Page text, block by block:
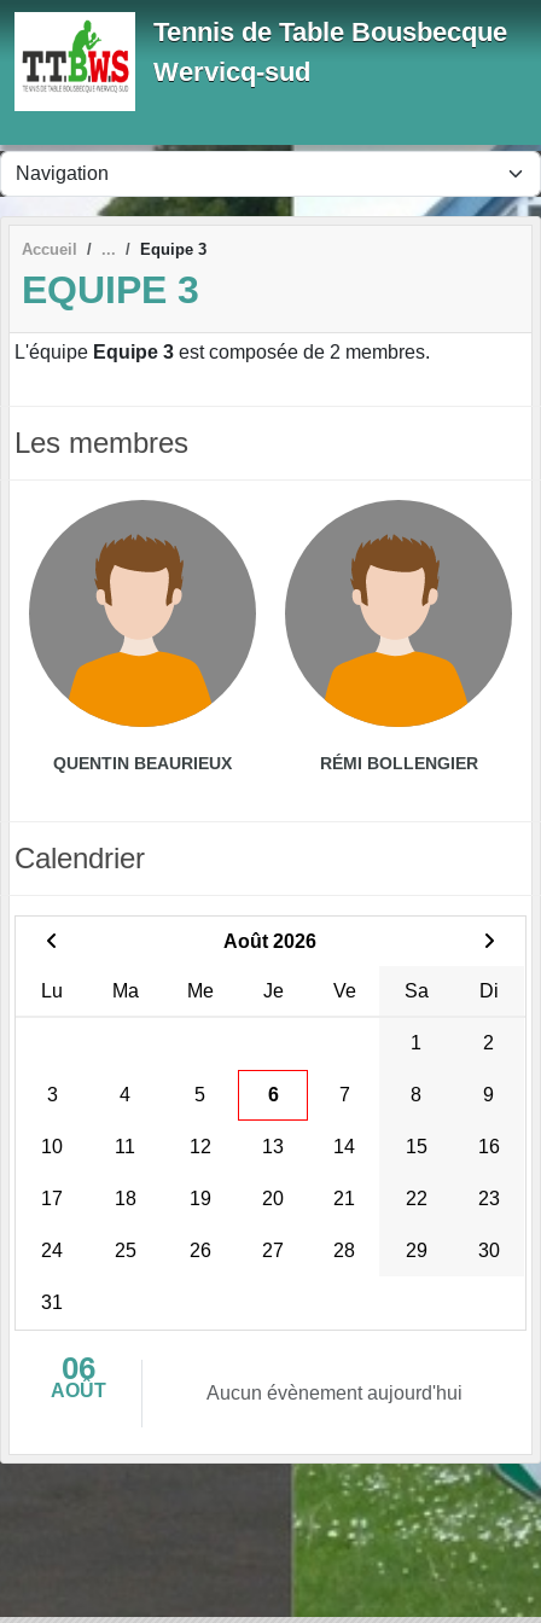
Tennis de Table Bousbecque
Wervicq-sud
Accueil Equipe 3
EQUIPE 3
L'équipe Equipe 3 est composée de 2 membres.
Les membres
QUENTIN BEAURIEUX RÉMI BOLLENGIER
Calendrier
Août 2026
Lu Ma Me Je Ve Sa Di
1 2
3 4 5 6 7 8 9
10 11 12 13 14 15 16
17 18 19 20 21 22 23
24 25 26 27 28 29 30
31
06
AOÛT Aucun évènement aujourd'hui
Panneau de gestion des cookies